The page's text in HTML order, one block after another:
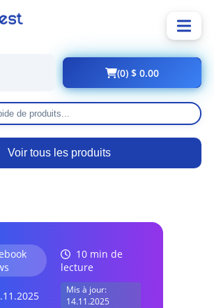
Voir tous les produits
(0) $ 0.00
10 min de
lecture
Mis à jour:
14.11.2025